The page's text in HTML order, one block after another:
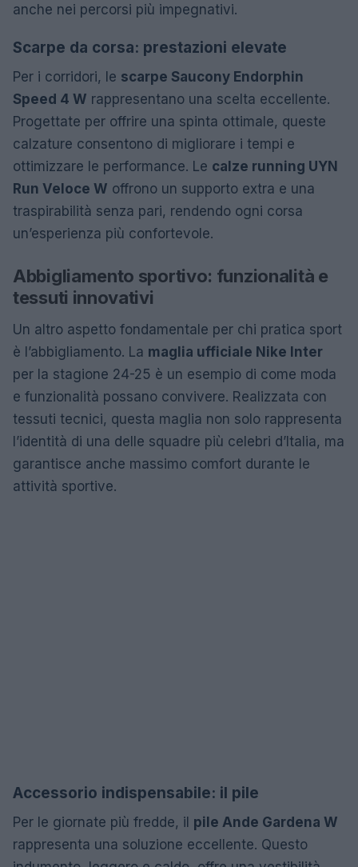
anche nei percorsi più impegnativi.
Scarpe da corsa: prestazioni elevate
Per i corridori, le scarpe Saucony Endorphin
Speed 4 W rappresentano una scelta eccellente.
Progettate per offrire una spinta ottimale, queste
calzature consentono di migliorare i tempi e
ottimizzare le performance. Le calze running UYN
Run Veloce W offrono un supporto extra e una
traspirabilità senza pari, rendendo ogni corsa
un’esperienza più confortevole.
Abbigliamento sportivo: funzionalità e
tessuti innovativi
Un altro aspetto fondamentale per chi pratica sport
è l’abbigliamento. La maglia ufficiale Nike Inter
per la stagione 24-25 è un esempio di come moda
e funzionalità possano convivere. Realizzata con
tessuti tecnici, questa maglia non solo rappresenta
l’identità di una delle squadre più celebri d’Italia, ma
garantisce anche massimo comfort durante le
attività sportive.
Accessorio indispensabile: il pile
Per le giornate più fredde, il pile Ande Gardena W
rappresenta una soluzione eccellente. Questo